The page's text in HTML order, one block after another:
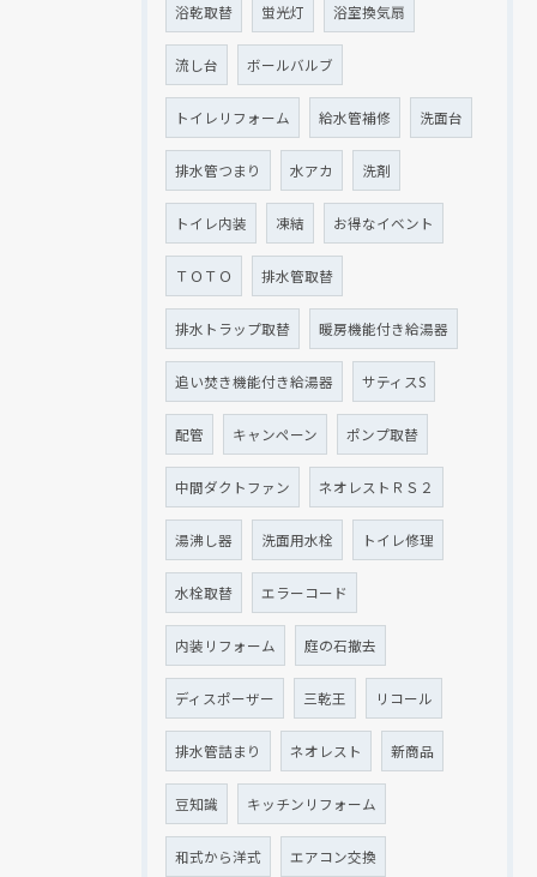
浴乾取替 蛍光灯 浴室換気扇
流し台 ボールバルブ
トイレリフォーム 給水管補修 洗面台
排水管つまり 水アカ 洗剤
トイレ内装 凍結 お得なイベント
ＴＯＴＯ 排水管取替
排水トラップ取替 暖房機能付き給湯器
追い焚き機能付き給湯器 サティスS
配管 キャンペーン ポンプ取替
中間ダクトファン ネオレストＲＳ２
湯沸し器 洗面用水栓 トイレ修理
水栓取替 エラーコード
内装リフォーム 庭の石撤去
ディスポーザー 三乾王 リコール
排水管詰まり ネオレスト 新商品
豆知識 キッチンリフォーム
和式から洋式 エアコン交換